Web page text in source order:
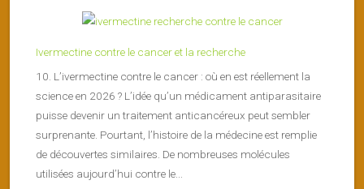
Ivermectine contre le cancer et la recherche
10. L’ivermectine contre le cancer : où en est réellement la
science en 2026 ? L’idée qu’un médicament antiparasitaire
puisse devenir un traitement anticancéreux peut sembler
surprenante. Pourtant, l’histoire de la médecine est remplie
de découvertes similaires. De nombreuses molécules
utilisées aujourd’hui contre le...